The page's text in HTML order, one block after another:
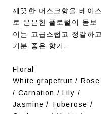
깨끗한 머스크향을 베이스
로 은은한 플로럴이 돋보
이는 고급스럽고 정갈하고
기분 좋은 향기.
Floral
White grapefruit / Rose
/ Carnation / Lily /
Jasmine / Tuberose /